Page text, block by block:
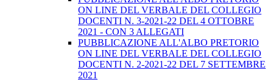
ON LINE DEL VERBALE DEL COLLEGIO
DOCENTI N. 3-2021-22 DEL 4 OTTOBRE
2021 - CON 3 ALLEGATI
PUBBLICAZIONE ALL'ALBO PRETORIO
ON LINE DEL VERBALE DEL COLLEGIO
DOCENTI N. 2-2021-22 DEL 7 SETTEMBRE
2021